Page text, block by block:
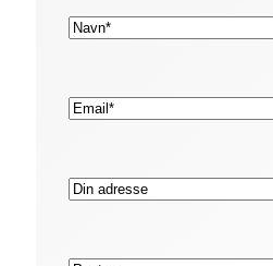
Navn*
E-
mail*
Adresse
Postnr.